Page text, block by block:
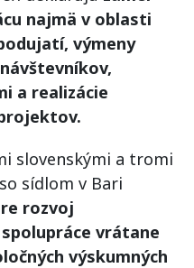
najmä v oblasti
výmeny
a realizácie
slovenskými a tromi
sídlom v Bari
rozvoj
vrátane
výskumných